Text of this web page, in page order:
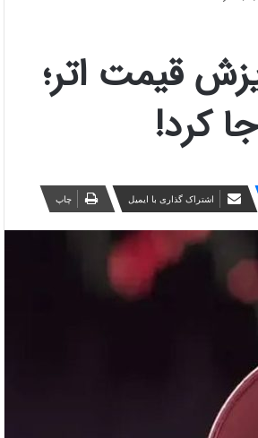
قیمت اتر؛
اشتراک گذاری با ایمیل چاپ